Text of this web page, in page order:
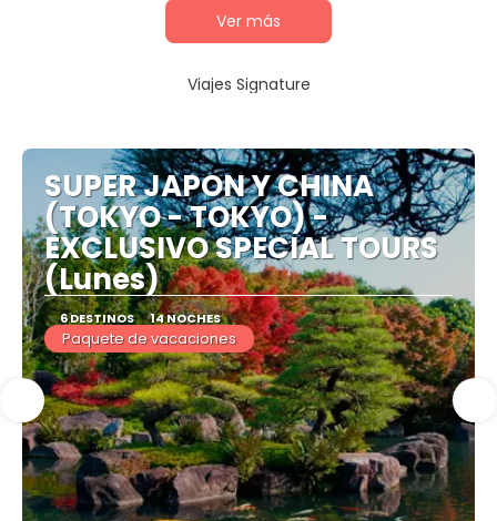
Ver más
Viajes Signature
SUPER JAPON Y CHINA
(TOKYO - TOKYO) -
EXCLUSIVO SPECIAL TOURS
(Lunes)
6 DESTINOS 14 NOCHES
Paquete de vacaciones